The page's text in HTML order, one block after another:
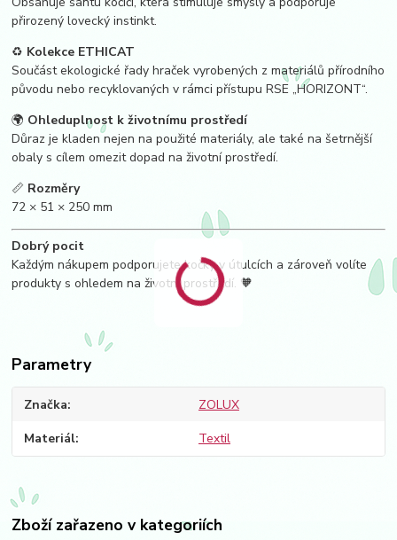
přirozený lovecký instinkt.
♻️ Kolekce ETHICAT
Součást ekologické řady hraček vyrobených z materiálů přírodního
původu nebo recyklovaných v rámci přístupu RSE „HORIZONT“.
🌍 Ohleduplnost k životnímu prostředí
Důraz je kladen nejen na použité materiály, ale také na šetrnější
obaly s cílem omezit dopad na životní prostředí.
📏 Rozměry
72 × 51 × 250 mm
Dobrý pocit
Každým nákupem podporujete kočky v útulcích a zároveň volíte
produkty s ohledem na životní prostředí. 🧡
Parametry
Značka ZOLUX
Materiál Textil
Zboží zařazeno v kategoriích